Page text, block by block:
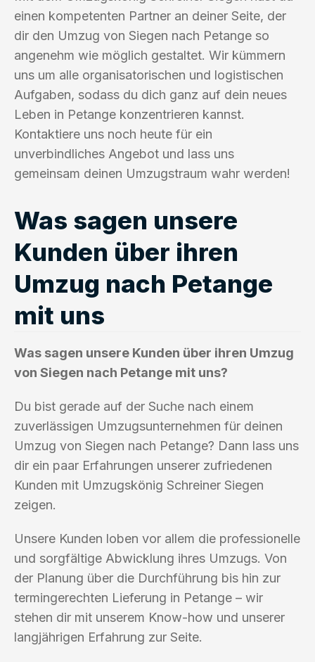
einen kompetenten Partner an deiner Seite, der
dir den Umzug von Siegen nach Petange so
angenehm wie möglich gestaltet. Wir kümmern
uns um alle organisatorischen und logistischen
Aufgaben, sodass du dich ganz auf dein neues
Leben in Petange konzentrieren kannst.
Kontaktiere uns noch heute für ein
unverbindliches Angebot und lass uns
gemeinsam deinen Umzugstraum wahr werden!
Was sagen unsere
Kunden über ihren
Umzug nach Petange
mit uns
Was sagen unsere Kunden über ihren Umzug
von Siegen nach Petange mit uns?
Du bist gerade auf der Suche nach einem
zuverlässigen Umzugsunternehmen für deinen
Umzug von Siegen nach Petange? Dann lass uns
dir ein paar Erfahrungen unserer zufriedenen
Kunden mit Umzugskönig Schreiner Siegen
zeigen.
Unsere Kunden loben vor allem die professionelle
und sorgfältige Abwicklung ihres Umzugs. Von
der Planung über die Durchführung bis hin zur
termingerechten Lieferung in Petange – wir
stehen dir mit unserem Know-how und unserer
langjährigen Erfahrung zur Seite.